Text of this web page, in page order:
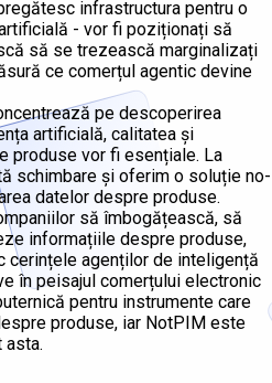
infrastructura pentru o
- vor fi poziționați să
să se trezească marginalizați
ce comerțul agentic devine
pe descoperirea
artificială, calitatea și
produse vor fi esențiale. La
schimbare și oferim o soluție no-
datelor despre produse.
să îmbogățească, să
informațiile despre produse,
cerințele agenților de inteligență
în peisajul comerțului electronic
pentru instrumente care
produse, iar NotPIM este
asta.